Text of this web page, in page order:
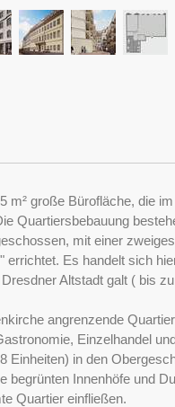
m² große Bürofläche, die
Quartiersbebauung
mit einer
errichtet. Es handelt sich
Altstadt galt ( bis
angrenzende
Einzelhandel
Einheiten) in den
begrünten Innenhöfe und
Quartier einfließen.